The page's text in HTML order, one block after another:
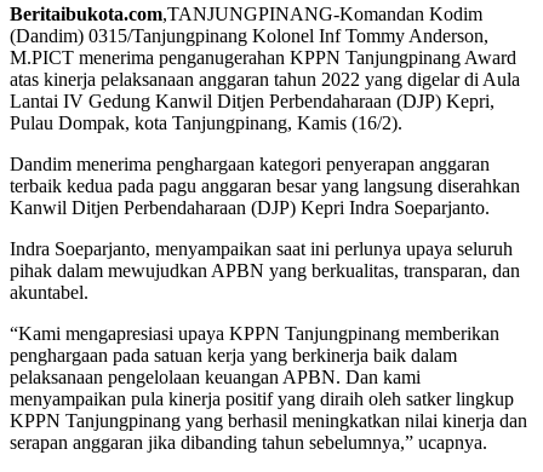
Beritaibukota.com,TANJUNGPINANG-Komandan Kodim
(Dandim) 0315/Tanjungpinang Kolonel Inf Tommy Anderson,
M.PICT menerima penganugerahan KPPN Tanjungpinang Award
atas kinerja pelaksanaan anggaran tahun 2022 yang digelar di Aula
Lantai IV Gedung Kanwil Ditjen Perbendaharaan (DJP) Kepri,
Pulau Dompak, kota Tanjungpinang, Kamis (16/2).
Dandim menerima penghargaan kategori penyerapan anggaran
terbaik kedua pada pagu anggaran besar yang langsung diserahkan
Kanwil Ditjen Perbendaharaan (DJP) Kepri Indra Soeparjanto.
Indra Soeparjanto, menyampaikan saat ini perlunya upaya seluruh
pihak dalam mewujudkan APBN yang berkualitas, transparan, dan
akuntabel.
“Kami mengapresiasi upaya KPPN Tanjungpinang memberikan
penghargaan pada satuan kerja yang berkinerja baik dalam
pelaksanaan pengelolaan keuangan APBN. Dan kami
menyampaikan pula kinerja positif yang diraih oleh satker lingkup
KPPN Tanjungpinang yang berhasil meningkatkan nilai kinerja dan
serapan anggaran jika dibanding tahun sebelumnya,” ucapnya.